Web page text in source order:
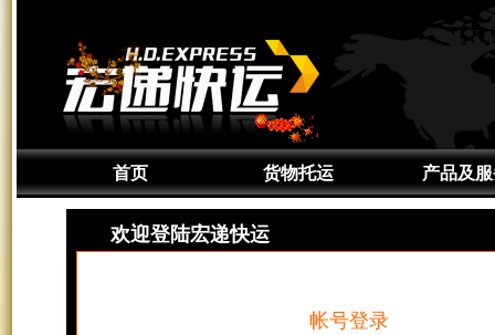
首页 货物托运
准备货物
货物追踪
产品及
服务区域
欢迎登陆宏递快运
帐号登录